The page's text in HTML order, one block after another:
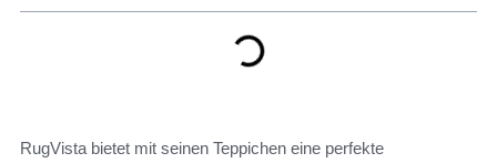
RugVista bietet mit seinen Teppichen eine perfekte